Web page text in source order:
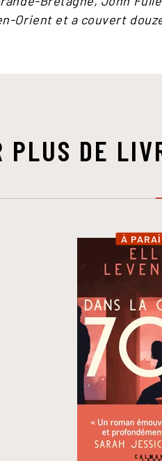
Orient et a couvert
PLUS DE
À